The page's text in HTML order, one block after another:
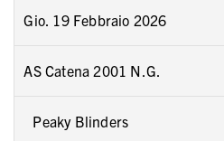
Gio. 19 Febbraio 2026
AS Catena 2001 N.G.
Peaky Blinders